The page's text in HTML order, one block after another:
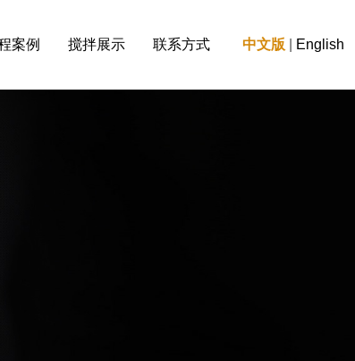
案例 搅拌展示 联系方式 中文版 English